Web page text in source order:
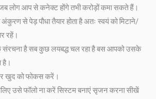
लोग आप से कनेक्ट होंगे तभी करोड़ों कमा सकते हैं।
से पेड़ पौधा तैयार होता है अतः स्वयं को मिटाने/
रहें।
संरचना है सब कुछ लयबद्ध चल रहा है बस आपको उसके
है।
खुद को फोकस करें।
उसे फॉलो ना करें सिस्टम बनाएं सृजन करना सीखें